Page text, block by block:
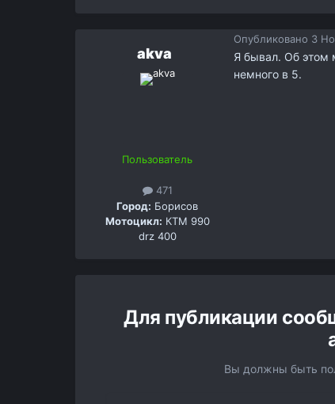
akva
Пользователь
471
Город: Борисов
Мотоцикл: КТМ 990
drz 400
Опубликовано 3
Я бывал. Об этом
немного в 5.
Для публикации
Вы должны быть